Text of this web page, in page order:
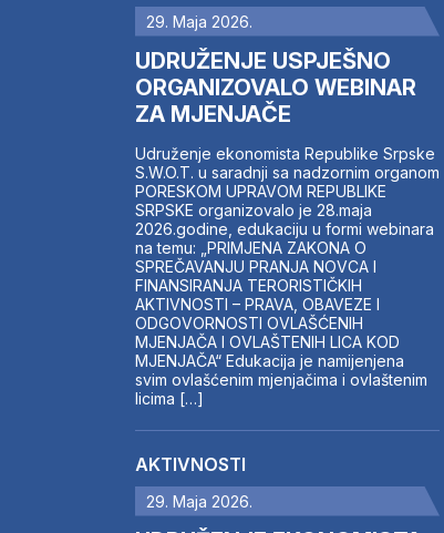
29. Maja 2026.
UDRUŽENJE USPJEŠNO
ORGANIZOVALO WEBINAR
ZA MJENJAČE
Udruženje ekonomista Republike Srpske
S.W.O.T. u saradnji sa nadzornim organom
PORESKOM UPRAVOM REPUBLIKE
SRPSKE organizovalo je 28.maja
2026.godine, edukaciju u formi webinara
na temu: „PRIMJENA ZAKONA O
SPREČAVANJU PRANJA NOVCA I
FINANSIRANJA TERORISTIČKIH
AKTIVNOSTI – PRAVA, OBAVEZE I
ODGOVORNOSTI OVLAŠĆENIH
MJENJAČA I OVLAŠTENIH LICA KOD
MJENJAČA“ Edukacija je namijenjena
svim ovlašćenim mjenjačima i ovlaštenim
licima […]
AKTIVNOSTI
29. Maja 2026.